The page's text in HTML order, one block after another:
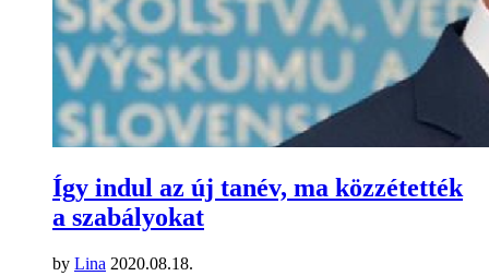
Így indul az új tanév, ma közzétették
a szabályokat
by Lina 2020.08.18.